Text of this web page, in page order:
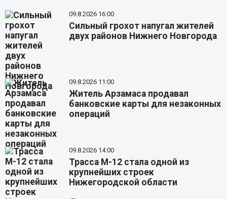
09.8.2026 16:00
Сильный грохот напугал жителей
двух районов Нижнего Новгорода
09.8.2026 11:00
Житель Арзамаса продавал
банковские карты для незаконных
операций
09.8.2026 14:00
Трасса М-12 стала одной из
крупнейших строек
Нижегородской области